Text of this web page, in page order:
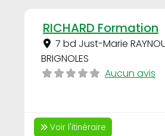
RICHARD Formation
7 bd Just-Marie
BRIGNOLES
Aucun avis
Voir l'itinéraire